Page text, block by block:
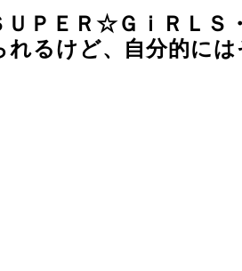
ＵＰＥＲ☆ＧｉＲＬ
れるけど、自分的に